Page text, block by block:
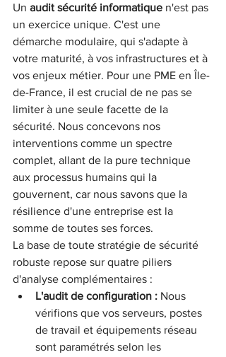
Un audit sécurité informatique n'est pas
un exercice unique. C'est une
démarche modulaire, qui s'adapte à
votre maturité, à vos infrastructures et à
vos enjeux métier. Pour une PME en Île-
de-France, il est crucial de ne pas se
limiter à une seule facette de la
sécurité. Nous concevons nos
interventions comme un spectre
complet, allant de la pure technique
aux processus humains qui la
gouvernent, car nous savons que la
résilience d'une entreprise est la
somme de toutes ses forces.
La base de toute stratégie de sécurité
robuste repose sur quatre piliers
d'analyse complémentaires :
L'audit de configuration : Nous
vérifions que vos serveurs, postes
de travail et équipements réseau
sont paramétrés selon les